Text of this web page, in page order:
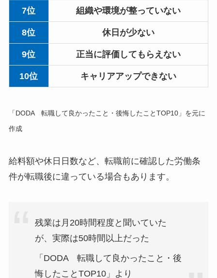
7位 組織や環境が整っていない
8位 休日が少ない
9位 正当に評価してもらえない
10位 キャリアアップできない
「DODA 転職して良かったこと・後悔したことTOP10」を元に
作成
給料額や休日日数など、転職前に確認した労働条
件が転職後に違っている場合もあります。
残業は月20時間程度と聞いていた
が、実際は50時間以上だった
「DODA 転職して良かったこと・後
悔したことTOP10」より